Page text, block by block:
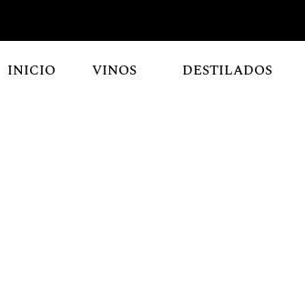
INICIO VINOS DESTILADOS